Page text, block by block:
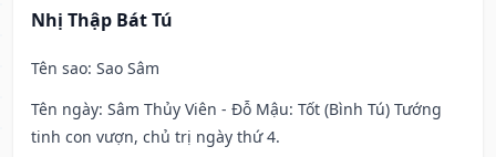
Nhị Thập Bát Tú
Tên sao: Sao Sâm
Tên ngày: Sâm Thủy Viên - Đỗ Mậu: Tốt (Bình Tú) Tướng
tinh con vượn, chủ trị ngày thứ 4.